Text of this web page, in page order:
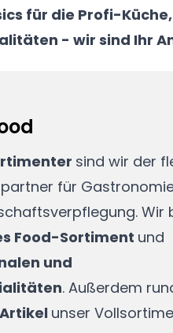
für die Profi-
- wir sind Ihr
sind wir der
für
Wir
Food-Sortiment und
und
. Außerdem
unser